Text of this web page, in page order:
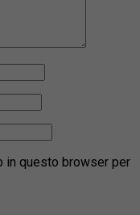
in questo browser per